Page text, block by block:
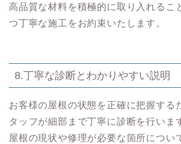
高品質な材料を積極的に取り入れるこ
つ丁寧な施工をお約束いたします。
8.丁寧な診断とわかりやすい説明
お客様の屋根の状態を正確に把握する
タッフが細部まで丁寧に診断を行いま
屋根の現状や修理が必要な箇所につい